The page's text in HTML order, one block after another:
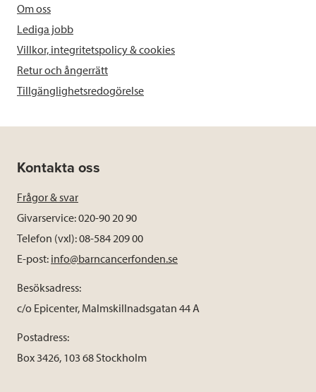
Om oss
Lediga jobb
Villkor, integritetspolicy & cookies
Retur och ångerrätt
Tillgänglighetsredogörelse
Kontakta oss
Frågor & svar
Givarservice: 020-90 20 90
Telefon (vxl): 08-584 209 00
E-post: info@barncancerfonden.se
Besöksadress:
c/o Epicenter, Malmskillnadsgatan 44 A
Postadress:
Box 3426, 103 68 Stockholm